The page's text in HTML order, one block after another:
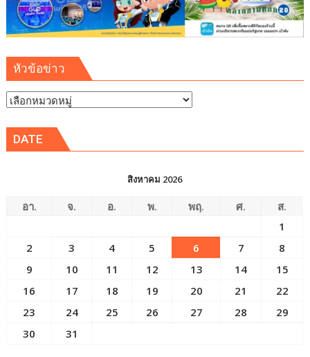
พิเศษ
ภาค
ตะวัน
หัวข้อข่าว
หัวข้อ
DATE
สิงหาคม 2026
อา. จ. อ. พ. พฤ. ศ.
ส.
1
2
3 4 5 6 7
8
9
10 11 12 13 14
15
16
17 18 19 20 21
22
23
24 25 26 27 28
29
30
31